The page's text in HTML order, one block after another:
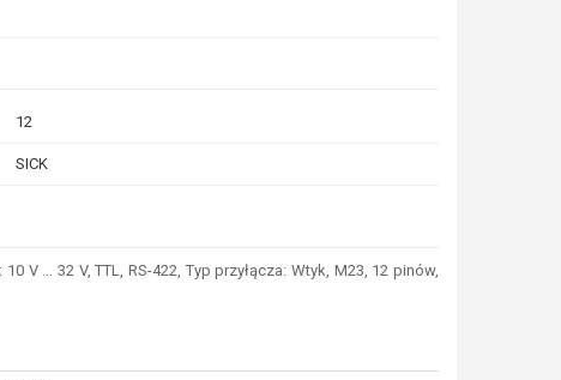
12
SICK
V ... 32 V, TTL, RS-422, Typ przyłącza: Wtyk, M23, 12 pinów,